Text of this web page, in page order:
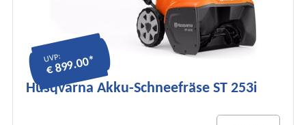
UVP:
€ 899.00*
Husqvarna Akku-Schneefräse ST 253i